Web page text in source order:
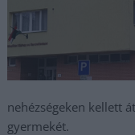
nehézségeken kellett
gyermekét.